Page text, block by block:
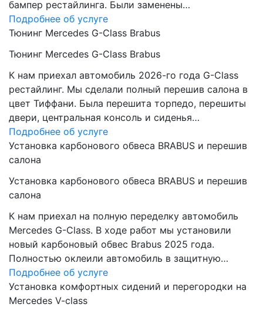
бампер рестайлинга. Были заменены…
Подробнее об услуге
Тюнинг Mercedes G-Class Brabus
Тюнинг Mercedes G-Class Brabus
К нам приехал автомобиль 2026-го года G-Class
рестайлинг. Мы сделали полный перешив салона в
цвет Тиффани. Была перешита торпедо, перешиты
двери, центральная консоль и сиденья…
Подробнее об услуге
Установка карбонового обвеса BRABUS и перешив
салона
Установка карбонового обвеса BRABUS и перешив
салона
К нам приехал на полную переделку автомобиль
Mercedes G-Class. В ходе работ мы установили
новый карбоновый обвес Brabus 2025 года.
Полностью оклеили автомобиль в защитную…
Подробнее об услуге
Установка комфортных сидений и перегородки на
Mercedes V-class